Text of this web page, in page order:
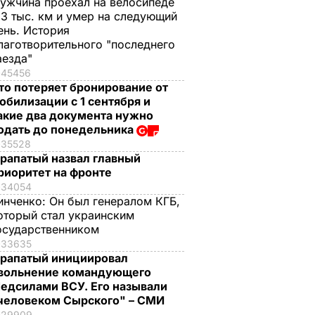
тыс. км и умер на следующий
История
"последнего
45456
потеряет бронирование от
с 1 сентября и
два документа нужно
до понедельника
35528
назвал главный
на фронте
34054
Он был генералом КГБ,
стал украинским
33635
инициировал
командующего
ВСУ. Его называли
Сырского" – СМИ